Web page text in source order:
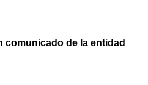
comunicado de la entidad